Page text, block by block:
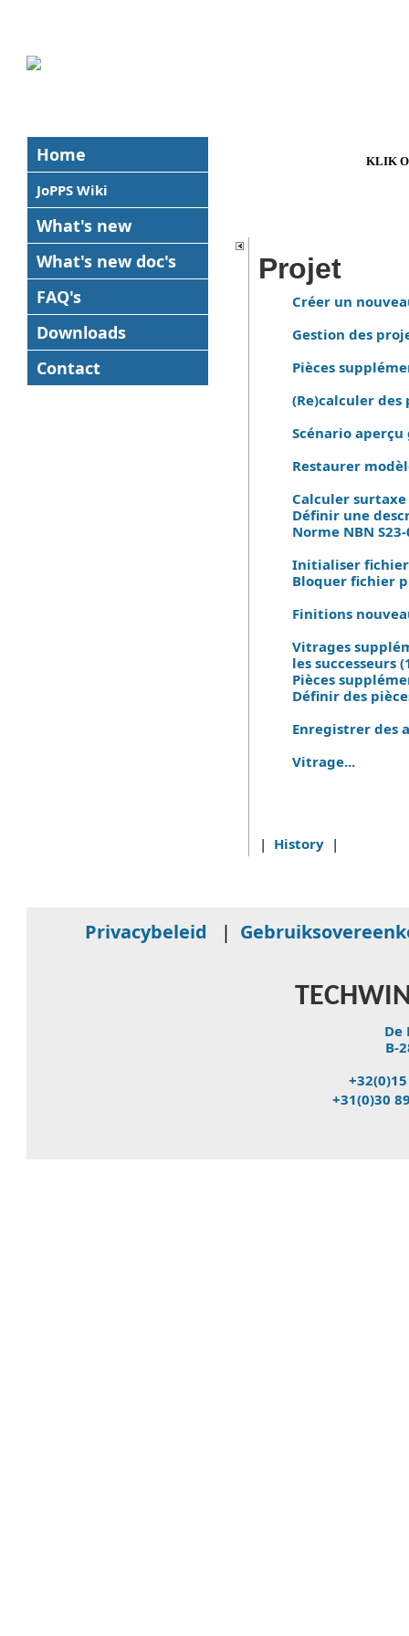
Home
JoPPS Wiki
What's new
What's new doc's
FAQ's
Downloads
Contact
KLIK
Projet
Créer un
Gestion des
Pièces
(Re)calculer des
Scénario
Restaurer
Calculer
Définir une
Norme NBN
Initialiser fichier
Bloquer fichier
Finitions
Vitrages
les successeurs
Pièces
Définir des
Enregistrer des
Vitrage...
| History |
Privacybeleid |
De
B-
+31(0)30